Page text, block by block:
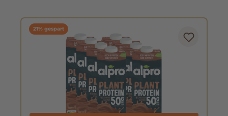
21% gespart